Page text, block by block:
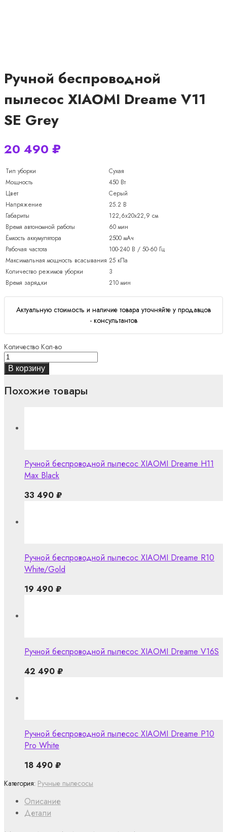
Ручной беспроводной
пылесос XIAOMI Dreame V11
SE Grey
20 490 ₽
Тип уборки
Сухая
Мощность
450 Вт
Цвет
Серый
Напряжение
25.2 В
Габариты
122,6х20х22,9 см
Время автономной работы
60 мин
Ёмкость аккумулятора
2500 мАч
Рабочая частота
100-240 В / 50-60 Гц
Максимальная мощность всасывания 25 кПа
Количество режимов уборки
3
Время зарядки
210 мин
Актуальную стоимость и наличие товара уточняйте у продавцов
- консультантов
Количество Кол-во
В корзину
Описание
Детали
Категория: Ручные пылесосы
Похожие товары
Ручной беспроводной пылесос XIAOMI Dreame H11
Max Black
33 490 ₽
Ручной беспроводной пылесос XIAOMI Dreame R10
White/Gold
19 490 ₽
Ручной беспроводной пылесос XIAOMI Dreame V16S
42 490 ₽
Ручной беспроводной пылесос XIAOMI Dreame P10
Pro White
18 490 ₽